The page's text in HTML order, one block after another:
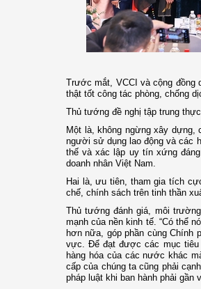
Trước mắt, VCCI và cộng đồng
thật tốt công tác phòng, chống
Thủ tướng đề nghị tập trung
Một là, không ngừng xây dựng,
người sử dụng lao động và các
thế và xác lập uy tín xứng
doanh nhân Việt Nam.
Hai là, ưu tiên, tham gia tích
chế, chính sách trên tinh thần
Thủ tướng đánh giá, môi
mạnh của nền kinh tế. “Có thể
hơn nữa, góp phần cùng Chính
vực. Để đạt được các mục tiêu
hàng hóa của các nước khác
cấp của chúng ta cũng phải
pháp luật khi ban hành phải gần